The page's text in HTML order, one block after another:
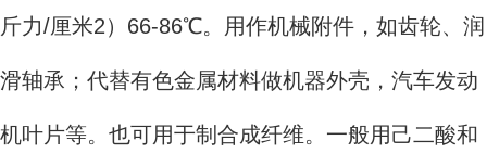
斤力/厘米2）66-86℃。用作机械附件，如齿轮、润
滑轴承；代替有色金属材料做机器外壳，汽车发动
机叶片等。也可用于制合成纤维。一般用己二酸和